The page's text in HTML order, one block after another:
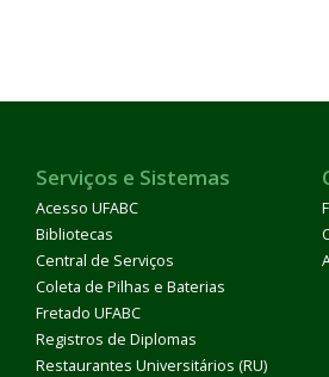
Serviços e Sistemas
Acesso UFABC
Bibliotecas
Central de Serviços
Coleta de Pilhas e Baterias
Fretado UFABC
Registros de Diplomas
Restaurantes Universitários (RU)